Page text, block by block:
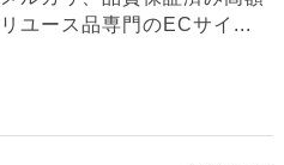
リユース品専門のECサイ...